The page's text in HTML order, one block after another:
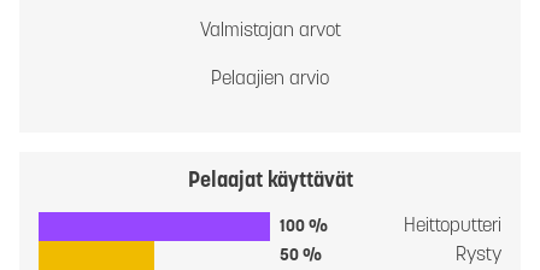
Valmistajan arvot
Pelaajien arvio
Pelaajat käyttävät
100 % Heittoputteri
50 % Rysty